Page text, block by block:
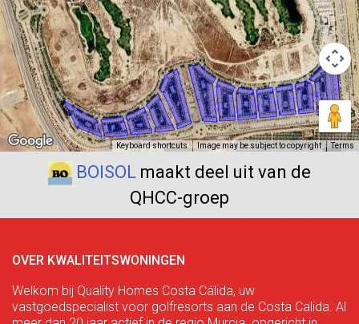
Keyboard shortcuts Image may be subject to copyright Terms
BOISOL maakt deel uit van de
QHCC-groep
OVER KWALITEITSWONINGEN
Welkom bij Quality Homes Costa Cálida, uw
vastgoedspecialist voor golfresorts aan de Costa Calida. Al